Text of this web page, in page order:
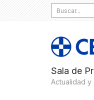
Search
for: